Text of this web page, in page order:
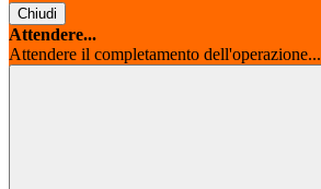
Chiudi
Attendere...
Attendere il completamento dell'operazione...